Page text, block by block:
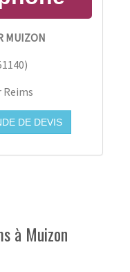
MUIZON
)
Reims
DE DEVIS
à Muizon